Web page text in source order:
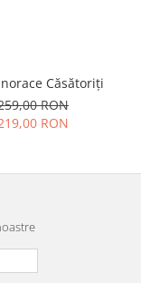
Căsătoriți
RON
RON